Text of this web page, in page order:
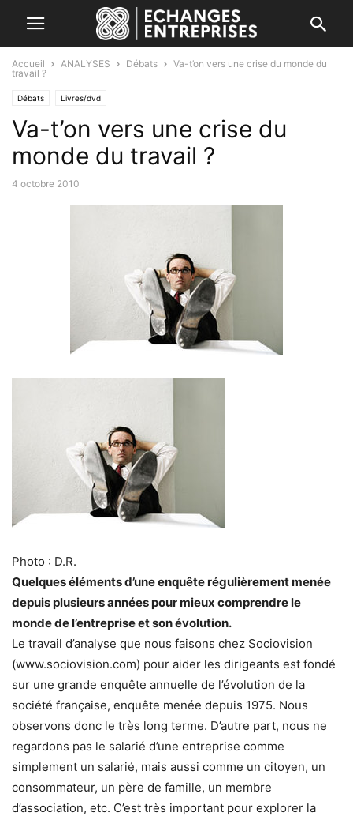
Accueil ANALYSES Débats
Va-t’on vers une crise du monde du
travail ?
Débats Livres/dvd
Va-t’on vers une crise du
monde du travail ?
4 octobre 2010
Photo : D.R.
Quelques éléments d’une enquête régulièrement menée
depuis plusieurs années pour mieux comprendre le
monde de l’entreprise et son évolution.
Le travail d’analyse que nous faisons chez Sociovision
(www.sociovision.com) pour aider les dirigeants est fondé
sur une grande enquête annuelle de l’évolution de la
société française, enquête menée depuis 1975. Nous
observons donc le très long terme. D’autre part, nous ne
regardons pas le salarié d’une entreprise comme
simplement un salarié, mais aussi comme un citoyen, un
consommateur, un père de famille, un membre
d’association, etc. C’est très important pour explorer la